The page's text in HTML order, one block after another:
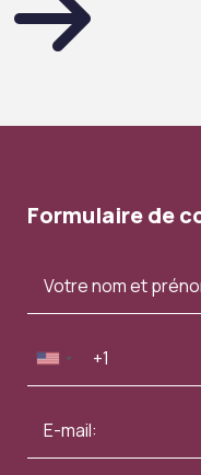
Formulaire de